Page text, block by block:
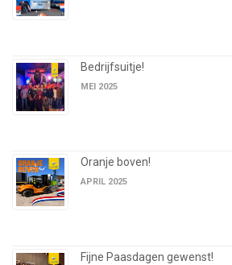
Bedrijfsuitje!
MEI 2025
Oranje boven!
APRIL 2025
Fijne Paasdagen gewenst!